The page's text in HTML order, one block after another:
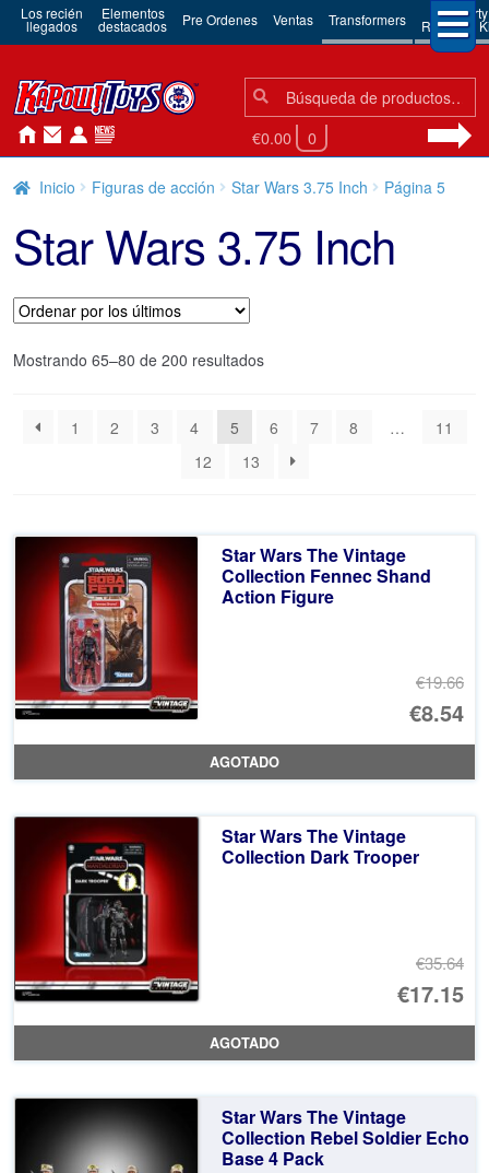
Los recién
llegados
Elementos
destacados Pre Ordenes Ventas Transformers 3rd Party
Robots &
Búsqueda:
Búsqueda
€0.00 0
Inicio Figuras de acción Star Wars 3.75 Inch Página 5
Star Wars 3.75 Inch
Mostrando 65–80 de 200 resultadosOrdenado
últimos
1 2 3 4 5 6 7 8 …
11
12
13
Star Wars The Vintage
Collection Fennec Shand
Action Figure
€19.66
El
€8.54
El
AGOTADO
Star Wars The Vintage
Collection Dark Trooper
€35.64
El
€17.15
El
AGOTADO
Star Wars The Vintage
Collection Rebel Soldier Echo
Base 4 Pack